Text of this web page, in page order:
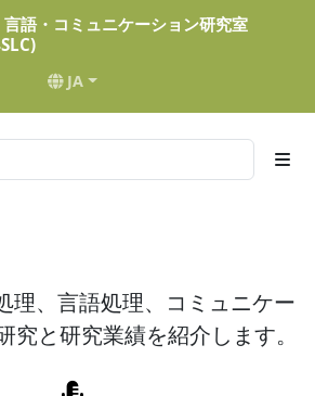
語・コミュニケーション研究室
JA
理、言語処理、コミュニケー
究と研究業績を紹介します。